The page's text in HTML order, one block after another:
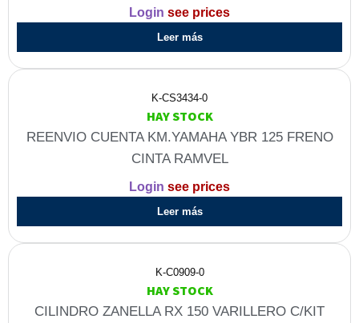
Login see prices
Leer más
K-CS3434-0
HAY STOCK
REENVIO CUENTA KM.YAMAHA YBR 125 FRENO
CINTA RAMVEL
Login see prices
Leer más
K-C0909-0
HAY STOCK
CILINDRO ZANELLA RX 150 VARILLERO C/KIT